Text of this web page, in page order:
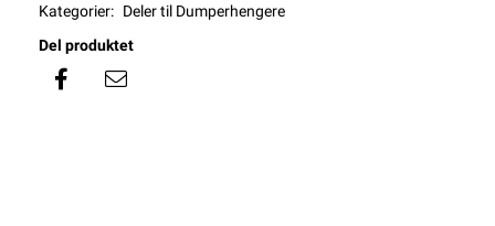
Kategorier: Deler til Dumperhengere
Del produktet